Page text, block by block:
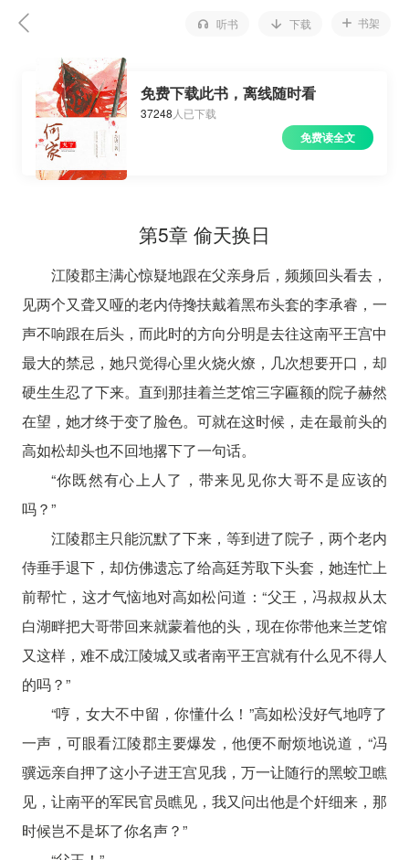
听书 下载 书架
免费下载此书，离线随时看
37248 人已下载
免费读全文
第5章 偷天换日
江陵郡主满心惊疑地跟在父亲身后，频频回头看去，
见两个又聋又哑的老内侍搀扶戴着黑布头套的李承睿，一
声不响跟在后头，而此时的方向分明是去往这南平王宫中
最大的禁忌，她只觉得心里火烧火燎，几次想要开口，却
硬生生忍了下来。直到那挂着兰芝馆三字匾额的院子赫然
在望，她才终于变了脸色。可就在这时候，走在最前头的
高如松却头也不回地撂下了一句话。
“你既然有心上人了，带来见见你大哥不是应该的
吗？”
江陵郡主只能沉默了下来，等到进了院子，两个老内
侍垂手退下，却仿佛遗忘了给高廷芳取下头套，她连忙上
前帮忙，这才气恼地对高如松问道：“父王，冯叔叔从太
白湖畔把大哥带回来就蒙着他的头，现在你带他来兰芝馆
又这样，难不成江陵城又或者南平王宫就有什么见不得人
的吗？”
“哼，女大不中留，你懂什么！”高如松没好气地哼了
一声，可眼看江陵郡主要爆发，他便不耐烦地说道，“冯
骥远亲自押了这小子进王宫见我，万一让随行的黑蛟卫瞧
见，让南平的军民官员瞧见，我又问出他是个奸细来，那
时候岂不是坏了你名声？”